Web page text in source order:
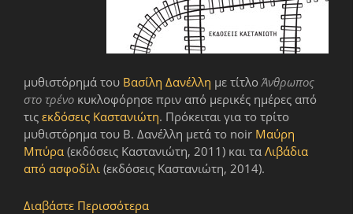
μυθιστόρημά του Βασίλη Δανέλλη με τίτλοΆνθρωπος
στο τρένο κυκλοφόρησε πριν από μερικές ημέρες από
τις εκδόσεις Καστανιώτη. Πρόκειται για το τρίτο
μυθιστόρημα του Β. Δανέλλη μετά το noir Μαύρη
Μπύρα (εκδόσεις Καστανιώτη, 2011) και τα Λιβάδια
από ασφοδίλι (εκδόσεις Καστανιώτη, 2014).
Διαβάστε Περισσότερα